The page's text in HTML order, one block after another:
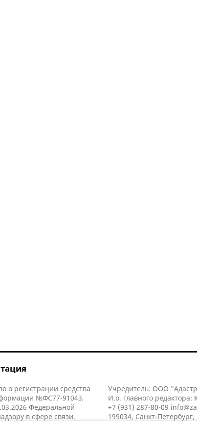
о регистрации средства
№ФС77-91043,
Федеральной
в сфере связи,
Учредитель: ООО
И.о. главного редактора:
+7 (931) 287-80-09
199034, Санкт-